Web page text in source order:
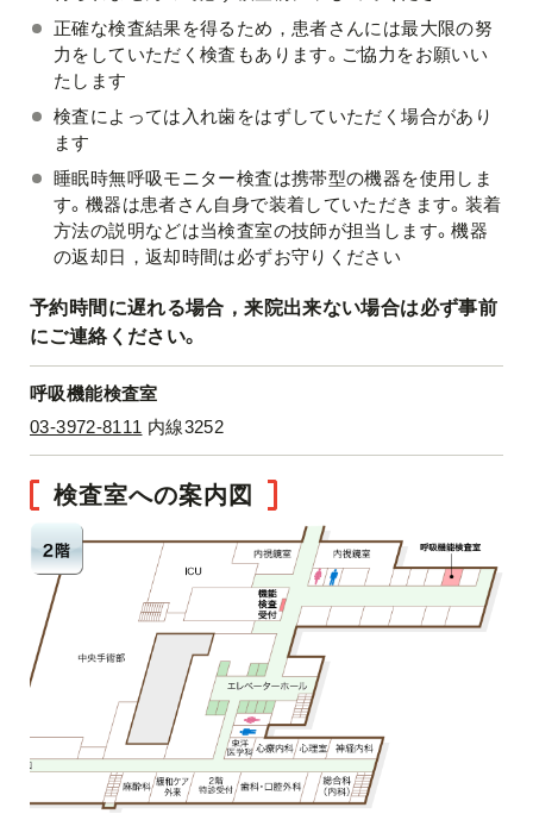
正確な検査結果を得るため，患者さんには最大限の努
力をしていただく検査もあります。ご協力をお願いい
たします
検査によっては入れ歯をはずしていただく場合があり
ます
睡眠時無呼吸モニター検査は携帯型の機器を使用しま
す。機器は患者さん自身で装着していただきます。装着
方法の説明などは当検査室の技師が担当します。機器
の返却日，返却時間は必ずお守りください
予約時間に遅れる場合，来院出来ない場合は必ず事前
にご連絡ください。
呼吸機能検査室
03-3972-8111 内線3252
検査室への案内図